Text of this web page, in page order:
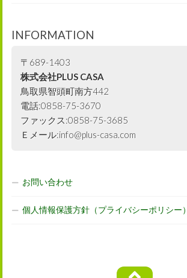
INFORMATION
〒689-1403
株式会社PLUS CASA
鳥取県智頭町南方442
電話:0858-75-3670
ファックス:0858-75-3685
Ｅメール:info@plus-casa.com
お問い合わせ
個人情報保護方針（プライバシーポリシー）